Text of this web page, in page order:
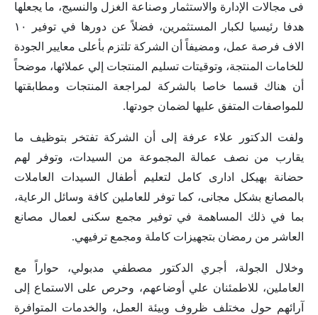
فى مجالات الإدارة والاستثمار وصناعة الغزل والنسيج، ما يجعلها
هدفا رئيسيا لكبار المستثمرين، فضلاً عن دورها في توفير ١٠
الاف فرصة عمل، ومضيفاً أن الشركة تلتزم بأعلى معايير الجودة
للخامات المنتجة، وتوقيتات تسليم المنتجات إلي عملائها، موضحاً
أن هناك قسما خاصا بالشركة لمراجعة المنتجات ومطابقتها
للمواصفات المتفق عليها لضمان جودتها.
ولفت الدكتور علاء عرفة إلى أن الشركة تفتخر بتوظيف ما
يقارب من نصف عمالة المجموعة من السيدات، وتوفر لهم
حضانة بهيكل ادارى كامل لتعليم أطفال السيدات العاملات
بالمصانع بشكل مجانى، كما توفر للعاملين كافة وسائل الرعاية،
بما في ذلك المساهمة في توفير مجمع سكنى لعمال مصانع
العاشر من رمضان بتجهيزات كاملة ومجمع ترفيهي.
وخلال الجولة، أجري الدكتور مصطفي مدبولي، حواراً مع
العاملين، للاطمئنان علي أوضاعهم، وحرص على الاستماع إلى
آرائهم حول مختلف ظروف وبيئة العمل، والخدمات المتوافرة